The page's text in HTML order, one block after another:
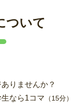
ついて
りませんか？
なら1コマ （15分）